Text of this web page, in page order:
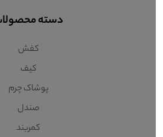
دسته محصولات
کفش
کیف
پوشاک چرم
صندل
کمربند